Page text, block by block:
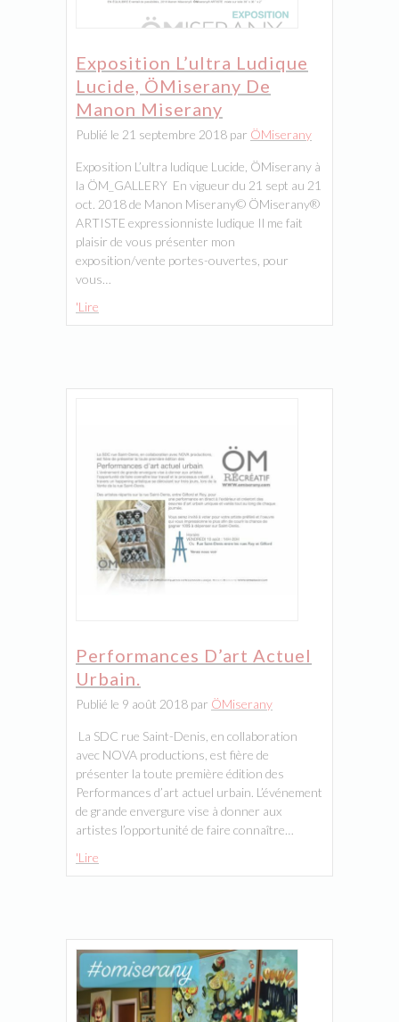
Exposition L’ultra Ludique
Lucide, ÖMiserany De
Manon Miserany
Publié le 21 septembre 2018 par ÖMiserany
Exposition L’ultra ludique Lucide, ÖMiserany à
la ÖM_GALLERY En vigueur du 21 sept au 21
oct. 2018 de Manon Miserany© ÖMiserany®
ARTISTE expressionniste ludique Il me fait
plaisir de vous présenter mon
exposition/vente portes-ouvertes, pour
vous…
'Lire
Performances D’art Actuel
Urbain.
Publié le 9 août 2018 par ÖMiserany
La SDC rue Saint-Denis, en collaboration
avec NOVA productions, est fière de
présenter la toute première édition des
Performances d’art actuel urbain. L’événement
de grande envergure vise à donner aux
artistes l’opportunité de faire connaître…
'Lire